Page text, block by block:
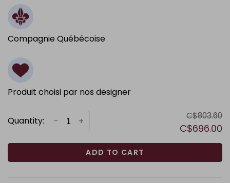
Compagnie Québécoise
Produit choisi par nos designer
Quantity: +
- C$803.60
C$696.00
ADD TO CART